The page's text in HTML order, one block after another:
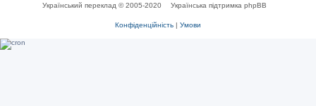
Український переклад © 2005-2020 Українська підтримка phpBB
Конфіденційність | Умови